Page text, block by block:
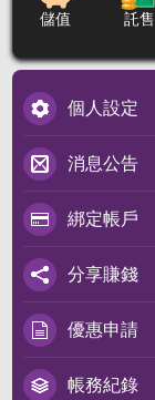
儲值 託售
個人設定
消息公告
綁定帳戶
分享賺錢
優惠申請
帳務紀錄